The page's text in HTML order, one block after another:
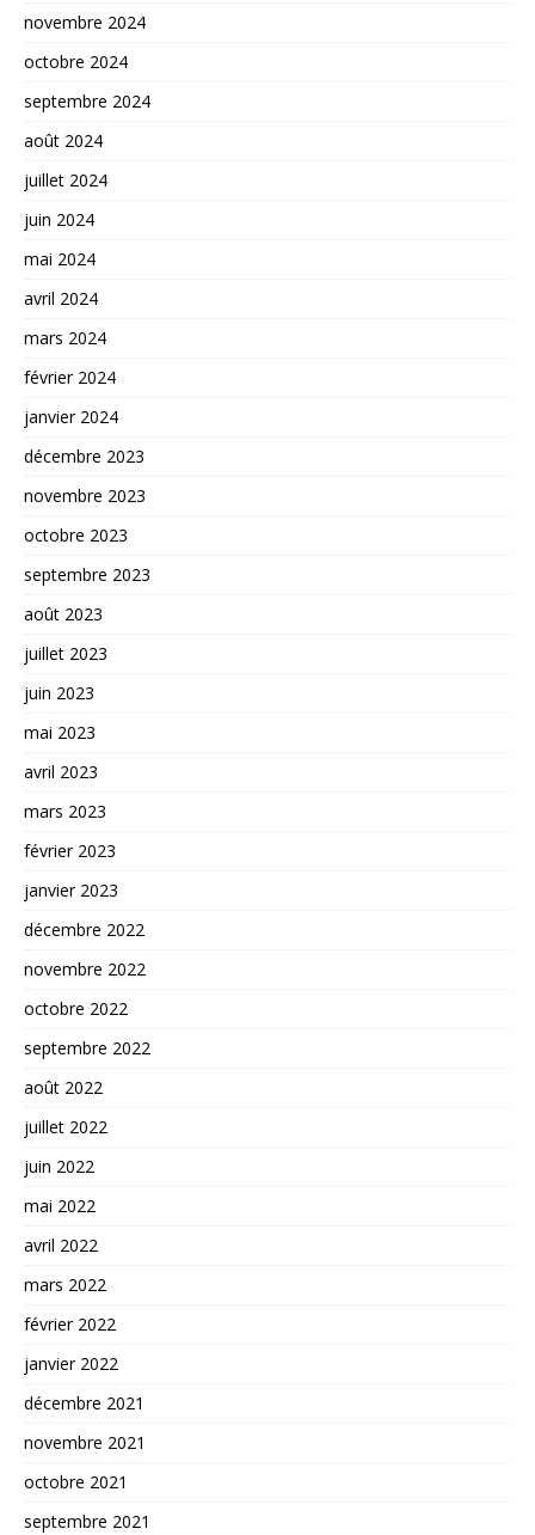
novembre 2024
octobre 2024
septembre 2024
août 2024
juillet 2024
juin 2024
mai 2024
avril 2024
mars 2024
février 2024
janvier 2024
décembre 2023
novembre 2023
octobre 2023
septembre 2023
août 2023
juillet 2023
juin 2023
mai 2023
avril 2023
mars 2023
février 2023
janvier 2023
décembre 2022
novembre 2022
octobre 2022
septembre 2022
août 2022
juillet 2022
juin 2022
mai 2022
avril 2022
mars 2022
février 2022
janvier 2022
décembre 2021
novembre 2021
octobre 2021
septembre 2021